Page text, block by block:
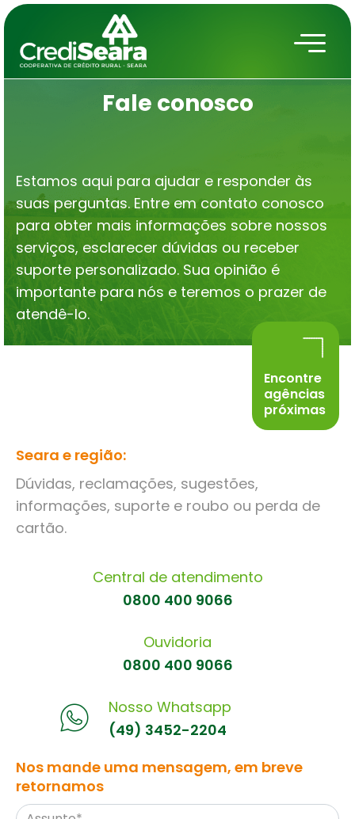
Fale conosco
Estamos aqui para ajudar e responder às
suas perguntas. Entre em contato conosco
para obter mais informações sobre nossos
serviços, esclarecer dúvidas ou receber
suporte personalizado. Sua opinião é
importante para nós e teremos o prazer de
atendê-lo.
Encontre
agências
próximas
Seara e região:
Dúvidas, reclamações, sugestões,
informações, suporte e roubo ou perda de
cartão.
Central de atendimento
0800 400 9066
Ouvidoria
0800 400 9066
Nosso Whatsapp
(49) 3452-2204
Nos mande uma mensagem, em breve
retornamos